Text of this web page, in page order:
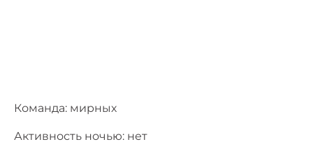
Команда: мирных
Активность ночью: нет